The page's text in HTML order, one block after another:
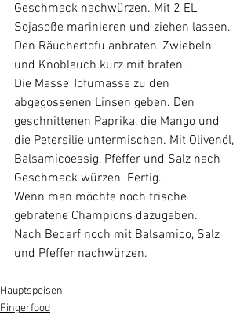
Geschmack nachwürzen. Mit 2 EL
Sojasoße marinieren und ziehen lassen.
Den Räuchertofu anbraten, Zwiebeln
und Knoblauch kurz mit braten.
Die Masse Tofumasse zu den
abgegossenen Linsen geben. Den
geschnittenen Paprika, die Mango und
die Petersilie untermischen. Mit Olivenöl,
Balsamicoessig, Pfeffer und Salz nach
Geschmack würzen. Fertig.
Wenn man möchte noch frische
gebratene Champions dazugeben.
Nach Bedarf noch mit Balsamico, Salz
und Pfeffer nachwürzen.
Hauptspeisen
Fingerfood